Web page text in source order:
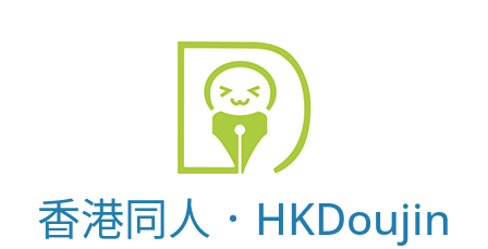
香港同人．HKDoujin